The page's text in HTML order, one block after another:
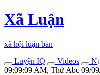
Xã Luận
xã hội luận bàn
Luyện IQ
Videos
09:09:09 AM, Thứ Abc 09/